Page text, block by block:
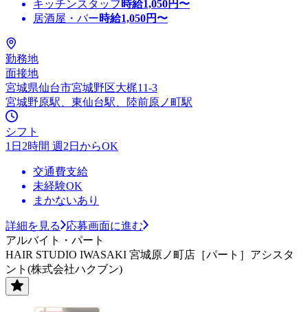
キッチンスタッフ 時給1,050円〜
居酒屋・バー時給1,050円〜
勤務地
面接地
宮城県仙台市宮城野区大梶11-3
宮城野原駅、東仙台駅、陸前原ノ町駅
シフト
1日2時間 週2日からOK
交通費支給
未経験OK
まかないあり
詳細を見る
応募画面に進む
アルバイト・パート
HAIR STUDIO IWASAKI 宮城原ノ町店［パート］アシスタ
ント(株式会社ハクブン)